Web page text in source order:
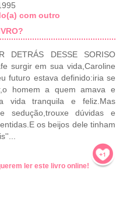
com outro
DETRÁS DESSE SORISO
surgir em sua vida,Caroline
futuro estava definido:iria se
homem a quem amava e
vida tranquila e feliz.Mas
sedução,trouxe dúvidas e
os beijos dele tinham
ler este livro online!